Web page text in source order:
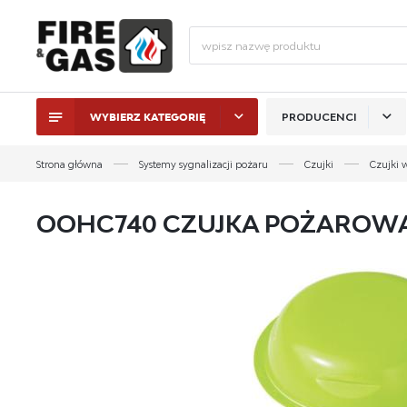
WYBIERZ KATEGORIĘ PRODUCENCI
Strona główna Systemy sygnalizacji pożaru Czujki Czujki
OOHC740 CZUJKA